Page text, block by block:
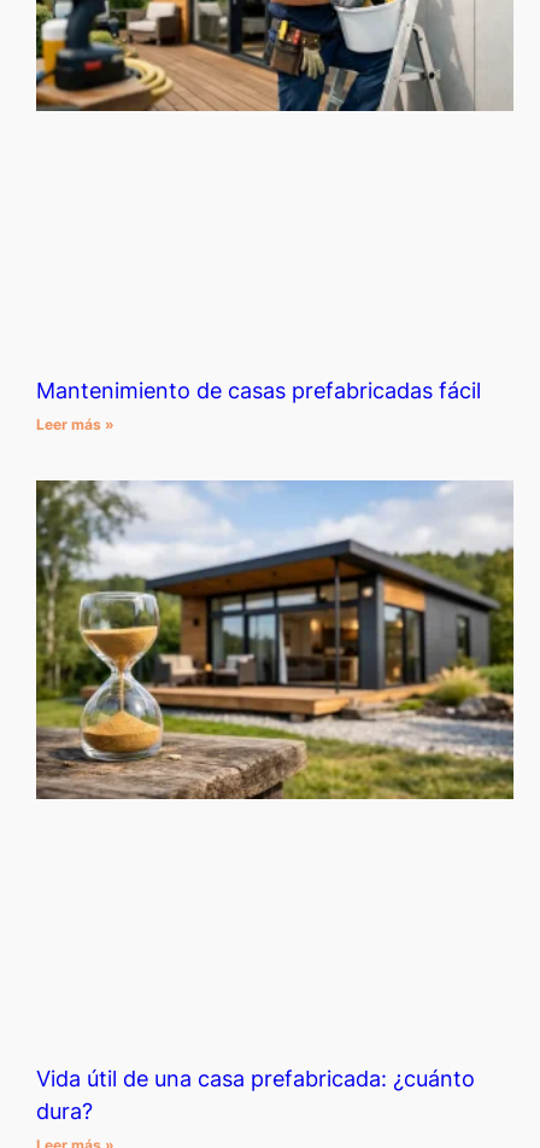
Mantenimiento de casas prefabricadas fácil
Leer más »
Vida útil de una casa prefabricada: ¿cuánto
dura?